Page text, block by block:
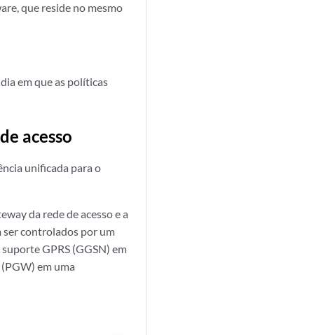
que reside no mesmo
em que as políticas
acesso
unificada para o
da rede de acesso e a
ser controlados por um
GPRS (GGSN) em
em uma